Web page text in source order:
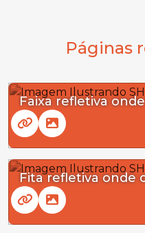
Páginas
Faixa refletiva
Fita refletiva onde